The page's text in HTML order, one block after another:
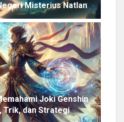
Misterius Natlan
Joki Genshin
Trik, dan Strategi